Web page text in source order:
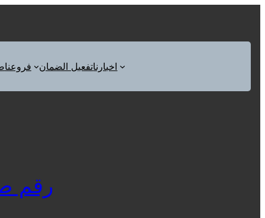
فروعنا تفعيل الضماناخبارنا
رقم